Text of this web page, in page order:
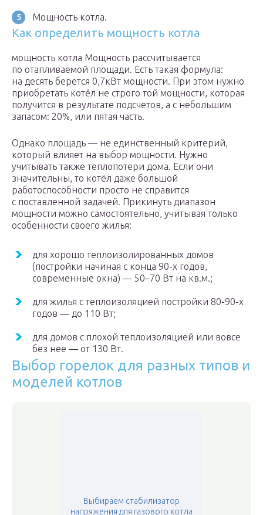
Мощность котла.
Как определить мощность котла
мощность котла Мощность рассчитывается
по отапливаемой площади. Есть такая формула:
на десять берется 0,7кВт мощности. При этом нужно
приобретать котёл не строго той мощности, которая
получится в результате подсчетов, а с небольшим
запасом: 20%, или пятая часть.
Однако площадь — не единственный критерий,
который влияет на выбор мощности. Нужно
учитывать также теплопотери дома. Если они
значительны, то котёл даже большой
работоспособности просто не справится
с поставленной задачей. Прикинуть диапазон
мощности можно самостоятельно, учитывая только
особенности своего жилья:
для хорошо теплоизолированных домов
(постройки начиная с конца 90-х годов,
современные окна) — 50–70 Вт на кв.м.;
для жилья с теплоизоляцией постройки 80-90-х
годов — до 110 Вт;
для домов с плохой теплоизоляцией или вовсе
без нее — от 130 Вт.
Выбор горелок для разных типов и
моделей котлов
Выбираем стабилизатор
напряжения для газового котла